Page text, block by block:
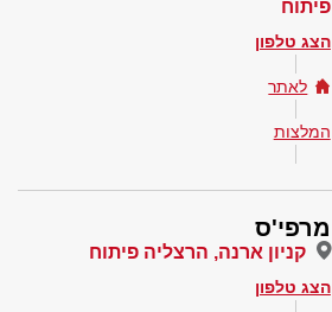
פיתוח
הצג טלפון
לאתר
המלצות
מרפי'ס
קניון ארנה, הרצליה פיתוח
הצג טלפון